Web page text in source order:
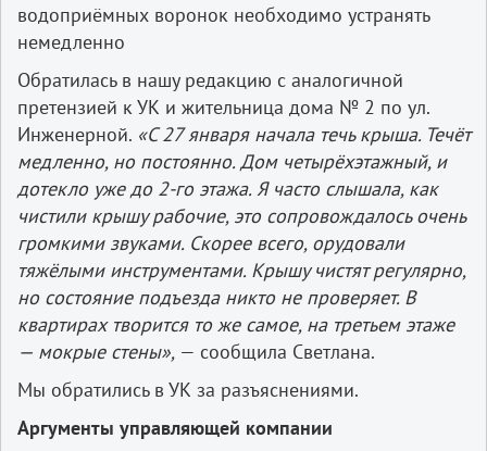
водоприёмных воронок необходимо устранять
немедленно
Обратилась в нашу редакцию с аналогичной
претензией к УК и жительница дома № 2 по ул.
Инженерной. «С 27 января начала течь крыша. Течёт
медленно, но постоянно. Дом четырёхэтажный, и
дотекло уже до 2-го этажа. Я часто слышала, как
чистили крышу рабочие, это сопровождалось очень
громкими звуками. Скорее всего, орудовали
тяжёлыми инструментами. Крышу чистят регулярно,
но состояние подъезда никто не проверяет. В
квартирах творится то же самое, на третьем этаже
— мокрые стены», — сообщила Светлана.
Мы обратились в УК за разъяснениями.
Аргументы управляющей компании